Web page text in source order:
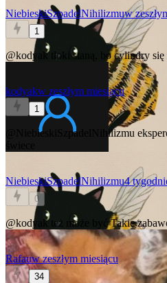
NiebieskiSzpadelNihilizmuw
1
@kodyaktłoki staną, bo cylindry się
kodyakw zeszłym miesiącu
1
@NiebieskiSzpadelNihilizmu
NiebieskiSzpadelNihilizmu4
0
@kodyakteż może byćTakie
Rafauw zeszłym miesiącu
34